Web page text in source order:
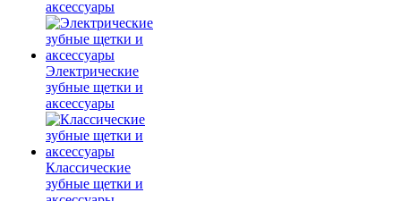
аксессуары
Электрические
зубные щетки и
аксессуары
Классические
зубные щетки и